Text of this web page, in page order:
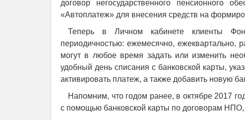
договор негосударственного пенсионного
«Автоплатеж» для внесения средств на
Теперь в Личном кабинете клиенты
периодичностью: ежемесячно, ежеквартально,
могут в любое время задать или изменить
удобный день списания с банковской карты,
активировать платеж, а также добавить новую
Напомним, что годом ранее, в октябре 2017
с помощью банковской карты по договорам